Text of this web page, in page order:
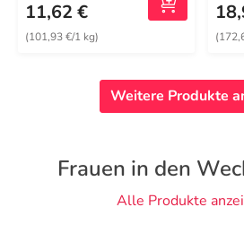
11,62 €
(101,93 €/1 kg)
Weitere Produkte
Frauen in den
Alle Produkte